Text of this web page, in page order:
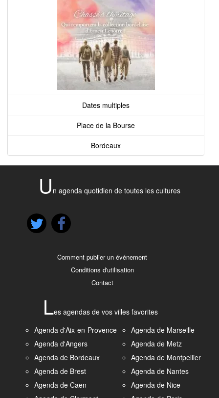
Dates multiples
Place de la Bourse
Bordeaux
U n agenda quotidien de toutes les cultures
Comment publier un événement
Conditions d'utilisation
Contact
Les agendas de vos villes favorites
Agenda d'Aix-en-Provence
Agenda d'Angers
Agenda de Bordeaux
Agenda de Brest
Agenda de Caen
Agenda de Marseille
Agenda de Metz
Agenda de Montpellier
Agenda de Nantes
Agenda de Nice